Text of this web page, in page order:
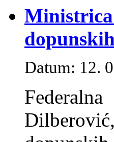
Ministrica
Datum: 12.